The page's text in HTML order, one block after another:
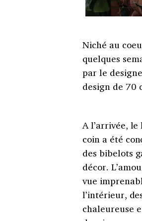
Niché au
quelques
par le
design de 70
A l’arrivée,
coin a été
des bibelots
décor.
vue
l’intérieur,
chaleureuse